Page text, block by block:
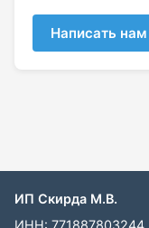
Написать нам
ИП Скирда М.В.